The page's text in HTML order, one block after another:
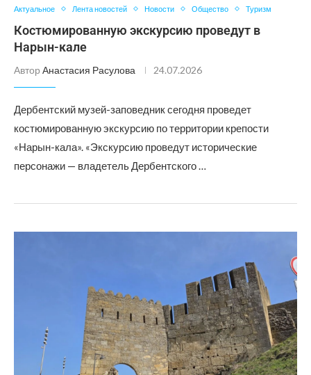
Актуальное Лента новостей Новости Общество Туризм
Костюмированную экскурсию проведут в
Нарын-кале
Автор Анастасия Расулова 24.07.2026
Дербентский музей-заповедник сегодня проведет
костюмированную экскурсию по территории крепости
«Нарын-кала». «Экскурсию проведут исторические
персонажи — владетель Дербентского …